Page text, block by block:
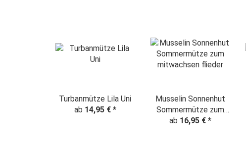
Turbanmütze Lila Uni
ab 14,95 € *
Musselin Sonnenhut
Sommermütze zum
mitwachsen flieder
ab 16,95 € *